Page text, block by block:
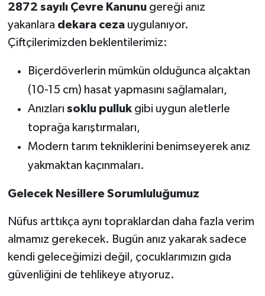
2872 sayılı Çevre Kanunugereği anız
yakanlara dekara cezauygulanıyor.
Çiftçilerimizden beklentilerimiz:
Biçerdöverlerin mümkün olduğunca alçaktan
(10-15 cm) hasat yapmasını sağlamaları,
Anızları soklu pullukgibi uygun aletlerle
toprağa karıştırmaları,
Modern tarım tekniklerini benimseyerek anız
yakmaktan kaçınmaları.
Gelecek Nesillere Sorumluluğumuz
Nüfus arttıkça aynı topraklardan daha fazla verim
almamız gerekecek. Bugün anız yakarak sadece
kendi geleceğimizi değil, çocuklarımızın gıda
güvenliğini de tehlikeye atıyoruz.